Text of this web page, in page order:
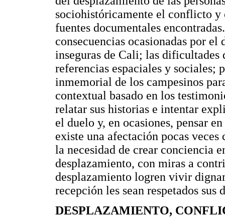
sociohistóricamente el conflicto y
fuentes documentales
consecuencias ocasionadas por
inseguras de Cali; las
referencias espaciales y sociales;
inmemorial de los campesinos
contextual basado en los
relatar sus historias e intentar
el duelo y, en ocasiones, pensar
existe una afectación pocas
la necesidad de crear conciencia
desplazamiento, con miras a
desplazamiento logren vivir
recepción les sean respetados sus
DESPLAZAMIENTO,